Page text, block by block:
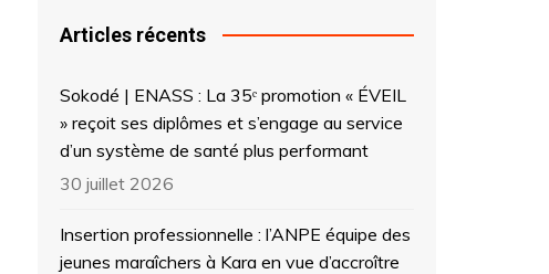
Articles récents
Sokodé | ENASS : La 35ᵉ promotion « ÉVEIL
» reçoit ses diplômes et s’engage au service
d’un système de santé plus performant
30 juillet 2026
Insertion professionnelle : l’ANPE équipe des
jeunes maraîchers à Kara en vue d’accroître